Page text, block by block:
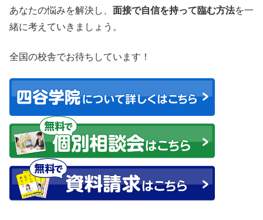
あなたの悩みを解決し、 面接で自信を持って臨む方法を一
緒に考えていきましょう。
全国の校舎でお待ちしています！